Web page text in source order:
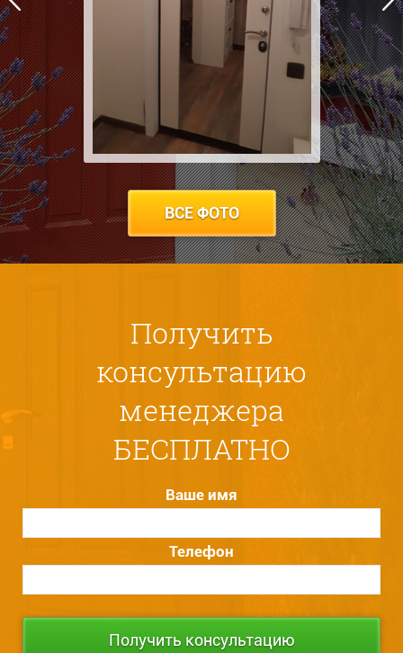
ВСЕ ФОТО
Получить
консультацию
менеджера
БЕСПЛАТНО
Ваше имя
Телефон